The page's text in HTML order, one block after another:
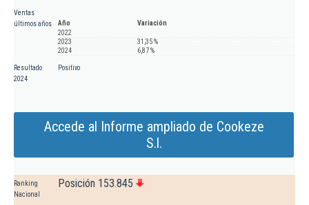
Ventas
últimos años
Año
Variación
2022
2023
31,35 %
2024
6,87 %
Resultado
2024
Positivo
Accede al Informe ampliado de Cookeze
S.l.
Ranking
Nacional
Posición 153.845